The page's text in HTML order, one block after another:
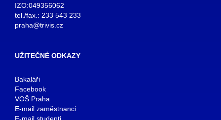
IZO:049356062
tel./fax.: 233 543 233
praha@trivis.cz
UŽITEČNÉ ODKAZY
Bakaláři
Facebook
VOŠ Praha
E-mail zaměstnanci
E-mail studenti